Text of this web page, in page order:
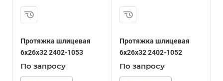
Протяжка шлицевая
6x26x32 2402-1053
По запросу
Протяжка шлицевая
6x26x32 2402-1052
По запросу